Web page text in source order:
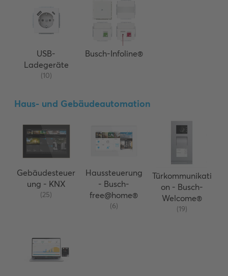
USB-
Ladegeräte
(10)
Busch-Infoline®
Haus- und Gebäudeautomation
Gebäudesteuer
ung - KNX
(25)
Haussteuerung
- Busch-
free@home®
(6)
Türkommunikati
on - Busch-
Welcome®
(19)